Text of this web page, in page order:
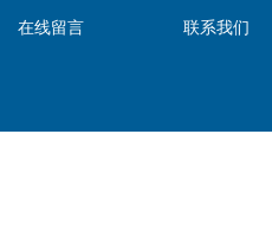
在线留言
联系我们